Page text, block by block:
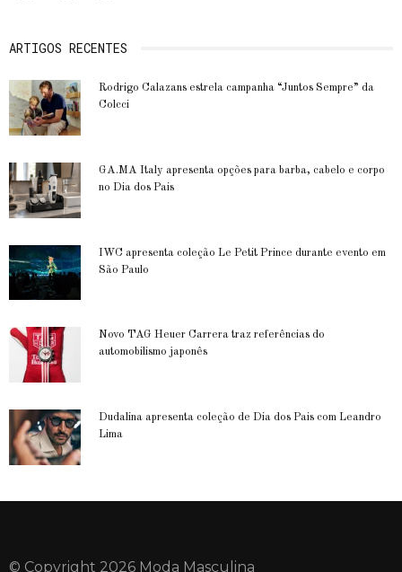
ARTIGOS RECENTES
Rodrigo Calazans estrela campanha “Juntos Sempre” da
Colcci
GA.MA Italy apresenta opções para barba, cabelo e corpo
no Dia dos Pais
IWC apresenta coleção Le Petit Prince durante evento em
São Paulo
Novo TAG Heuer Carrera traz referências do
automobilismo japonês
Dudalina apresenta coleção de Dia dos Pais com Leandro
Lima
© Copyright 2026 Moda Masculina